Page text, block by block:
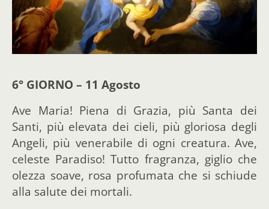
6° GIORNO – 11 Agosto
Ave Maria! Piena di Grazia, più Santa dei
Santi, più elevata dei cieli, più gloriosa degli
Angeli, più venerabile di ogni creatura. Ave,
celeste Paradiso! Tutto fragranza, giglio che
olezza soave, rosa profumata che si schiude
alla salute dei mortali.